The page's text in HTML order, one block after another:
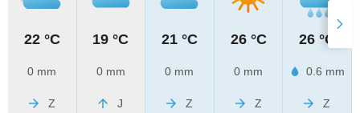
22 °C
0 mm
Z
19 °C
0 mm
J
21 °C
0 mm
Z
26 °C
0 mm
Z
26 °C
0.6 mm
Z